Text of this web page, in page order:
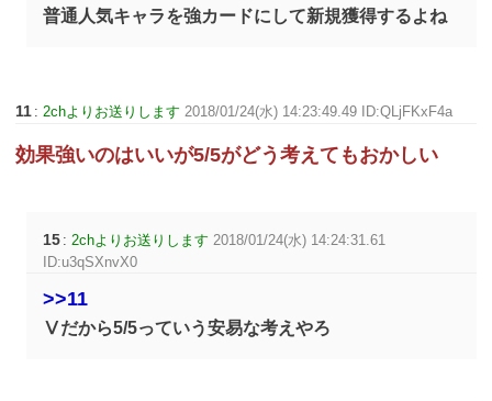
普通人気キャラを強カードにして新規獲得するよね
11 :2chよりお送りします 2018/01/24(水) 14:23:49.49 ID:QLjFKxF4a
効果強いのはいいが5/5がどう考えてもおかしい
15 :2chよりお送りします 2018/01/24(水) 14:24:31.61
ID:u3qSXnvX0
>>11
Ⅴだから5/5っていう安易な考えやろ